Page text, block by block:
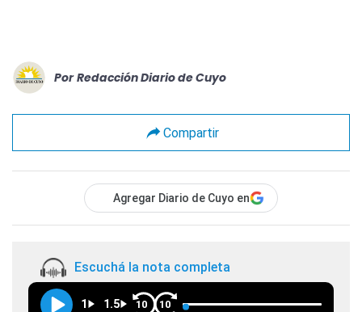
Por Redacción Diario de Cuyo
Compartir
Agregar Diario de Cuyo en
Escuchá la nota completa
1 1.5 10 10